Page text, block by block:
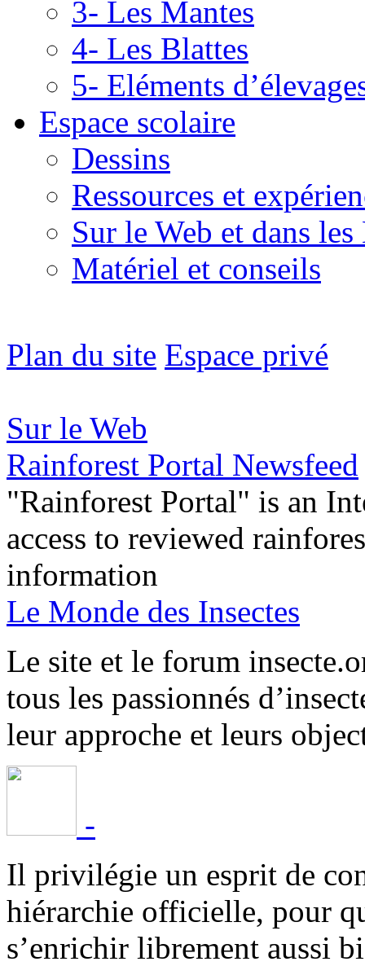
3- Les Mantes
4- Les Blattes
5- Eléments
Espace scolaire
Dessins
Ressources et
Sur le Web et dans
Matériel et conseils
Plan du site Espace privé
Sur le Web
Rainforest Portal Newsfeed
"Rainforest Portal" is an
access to reviewed
information
Le Monde des Insectes
Le site et le forum
tous les passionnés
leur approche et leurs
-
Il privilégie un esprit de
hiérarchie officielle, pour
s’enrichir librement aussi